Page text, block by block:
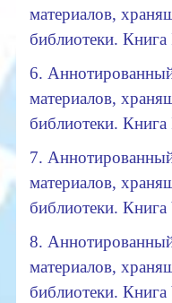
материалов,
библиотеки.
6.
материалов,
библиотеки. Книга
7.
материалов,
библиотеки. Книга
8.
материалов,
библиотеки.